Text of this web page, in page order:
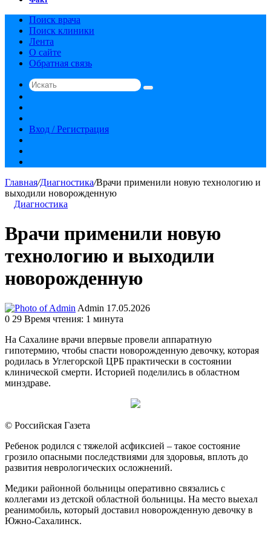
Поиск врача
Поиск клиники
Лента
О сайте
Обратная связь
Искать
статья
Вход / Регистрация
Главная/Диагностика/Врачи применили новую технологию и
выходили новорожденную
Диагностика
Врачи применили новую
технологию и выходили
новорожденную
Admin Send
an
17.05.2026
0 29 Время чтения: 1 минута
На Сахалине врачи впервые провели аппаратную
гипотермию, чтобы спасти новорожденную девочку, которая
родилась в Углегорской ЦРБ практически в состоянии
клинической смерти. Историей поделились в областном
минздраве.
© Российская Газета
Ребенок родился с тяжелой асфиксией – такое состояние
грозило опасными последствиями для здоровья, вплоть до
развития неврологических осложнений.
Медики районной больницы оперативно связались с
коллегами из детской областной больницы. На место выехал
реанимобиль, который доставил новорожденную девочку в
Южно-Сахалинск.